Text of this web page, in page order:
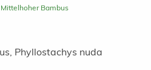
Mittelhoher Bambus